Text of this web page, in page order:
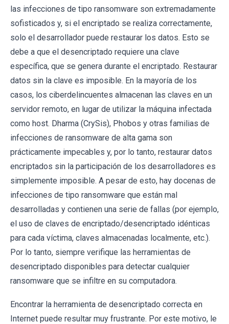
las infecciones de tipo ransomware son extremadamente
sofisticados y, si el encriptado se realiza correctamente,
solo el desarrollador puede restaurar los datos. Esto se
debe a que el desencriptado requiere una clave
específica, que se genera durante el encriptado. Restaurar
datos sin la clave es imposible. En la mayoría de los
casos, los ciberdelincuentes almacenan las claves en un
servidor remoto, en lugar de utilizar la máquina infectada
como host. Dharma (CrySis), Phobos y otras familias de
infecciones de ransomware de alta gama son
prácticamente impecables y, por lo tanto, restaurar datos
encriptados sin la participación de los desarrolladores es
simplemente imposible. A pesar de esto, hay docenas de
infecciones de tipo ransomware que están mal
desarrolladas y contienen una serie de fallas (por ejemplo,
el uso de claves de encriptado/desencriptado idénticas
para cada víctima, claves almacenadas localmente, etc.).
Por lo tanto, siempre verifique las herramientas de
desencriptado disponibles para detectar cualquier
ransomware que se infiltre en su computadora.
Encontrar la herramienta de desencriptado correcta en
Internet puede resultar muy frustrante. Por este motivo, le